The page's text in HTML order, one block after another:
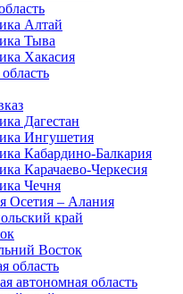
Алтай
Тыва
Хакасия
Дагестан
Ингушетия
Кабардино-Балкария
Карачаево-Черкесия
Чечня
Осетия – Алания
край
Восток
область
автономная область